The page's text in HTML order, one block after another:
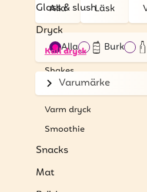
Glass & slush
Dryck
Kall dryck
Shakes
Kaffedrycker
Varm dryck
Smoothie
Snacks
Mat
Alla Läsk
Alla Burk
Varumärke